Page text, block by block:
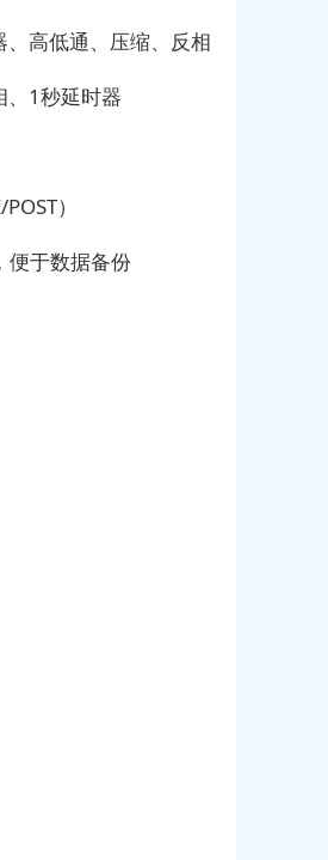
高低通、压缩、反相
、1秒延时器
）
便于数据备份